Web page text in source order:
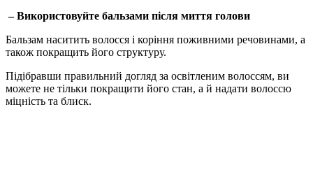
– Використовуйте бальзами після миття голови
Бальзам наситить волосся і коріння поживними речовинами, а
також покращить його структуру.
Підібравши правильний догляд за освітленим волоссям, ви
можете не тільки покращити його стан, а й надати волоссю
міцність та блиск.